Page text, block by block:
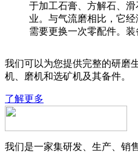
于加工石膏、方解石、
业。与气流磨相比，它
需要更换一次零配件。装
我们可以为您提供完整的研磨
机、磨机和选矿机及其备件。
了解更多
我们是一家集研发、生产、销